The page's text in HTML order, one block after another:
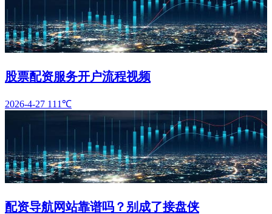
股票配资服务开户流程视频
2026-4-27 111℃
配资导航网站靠谱吗？别成了接盘侠